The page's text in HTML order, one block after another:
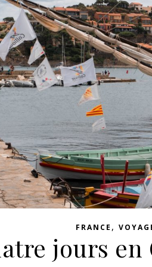
FRANCE ,
jours en